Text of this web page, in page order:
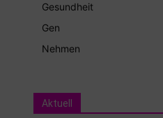
Gesundheit
Gen
Nehmen
Aktuell